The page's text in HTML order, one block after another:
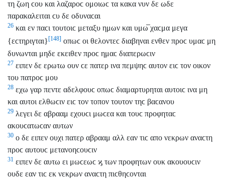
τη ζωη ϲου και λαζαροϲ ομοιωϲ τα κακα νυν δε ωδε
παρακαλειται ϲυ δε οδυναϲαι
26 και εν παϲι τουτοιϲ μεταξυ ημων και υμω̅ χαϲμα μεγα
{εϲτηριγται}[148] οπωϲ οι θελοντεϲ διαβηναι ενθεν προϲ υμαϲ μη
δυνωνται μηδε εκειθεν προϲ ημαϲ διαπερωϲιν
27 ειπεν δε ερωτω ουν ϲε πατερ ινα πεμψηϲ αυτον ειϲ τον οικον
του πατροϲ μου
28 εχω γαρ πεντε αδελφουϲ οπωϲ διαμαρτυρηται αυτοιϲ ινα μη
και αυτοι ελθωϲιν ειϲ τον τοπον τουτον τηϲ βαϲανου
29 λεγει δε αβρααμ εχουϲι μωϲεα και τουϲ προφηταϲ
ακουϲατωϲαν αυτων
30 ο δε ειπεν ουχι πατερ αβρααμ αλλ εαν τιϲ απο νεκρων αναϲτη
προϲ αυτουϲ μετανοηϲουϲιν
31 ειπεν δε αυτω ει μωϲεωϲ ϗ των προφητων ουκ ακουουϲιν
ουδε εαν τιϲ εκ νεκρων αναϲτη πιϲθηϲονται